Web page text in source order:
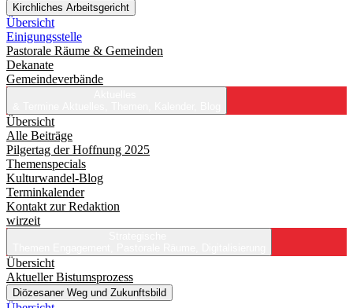
Kirchliches Arbeitsgericht
Übersicht
Einigungsstelle
Pastorale Räume & Gemeinden
Dekanate
Gemeindeverbände
Übersicht
Alle Beiträge
Pilgertag der Hoffnung 2025
Themenspecials
Kulturwandel-Blog
Terminkalender
Kontakt zur Redaktion
wirzeit
Übersicht
Aktueller Bistumsprozess
Diözesaner Weg und Zukunftsbild